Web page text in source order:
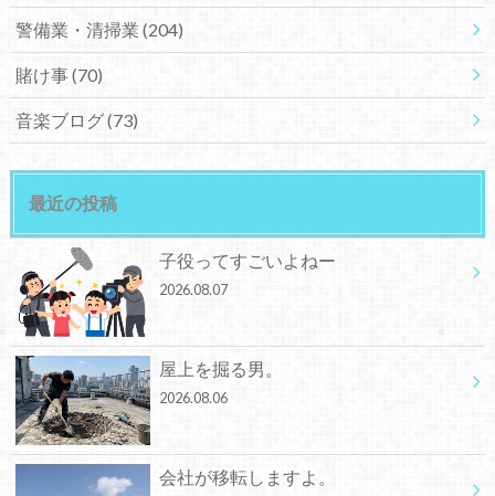
警備業・清掃業 (204)
賭け事(70)
音楽ブログ(73)
最近の投稿
子役ってすごいよねー
2026.08.07
屋上を掘る男。
2026.08.06
会社が移転しますよ。